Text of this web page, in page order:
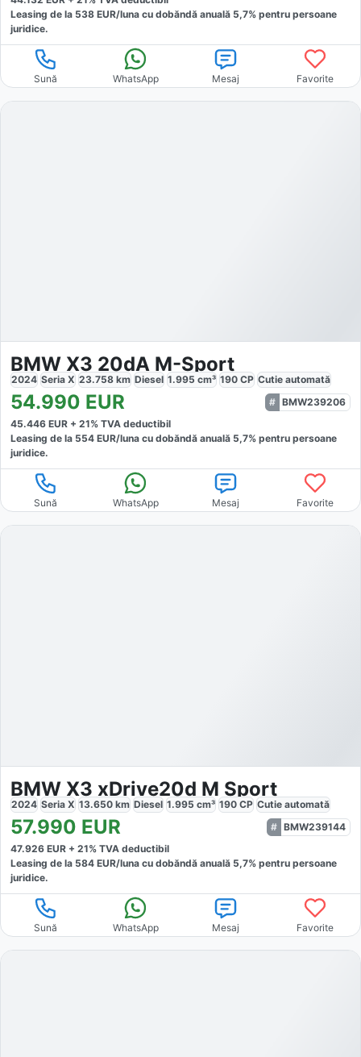
Leasing de la 538 EUR/luna cu dobăndă anuală 5,7% pentru persoane
juridice.
Sună WhatsApp Mesaj Favorite
BMW X3 20dA M-Sport
2024 Seria X 23.758 km Diesel 1.995 cm³ 190 CP Cutie automată
54.990 EUR
BMW239206
45.446 EUR + 21% TVA deductibil
Leasing de la 554 EUR/luna cu dobăndă anuală 5,7% pentru persoane
juridice.
Sună WhatsApp Mesaj Favorite
BMW X3 xDrive20d M Sport
2024 Seria X 13.650 km Diesel 1.995 cm³ 190 CP Cutie automată
57.990 EUR
BMW239144
47.926 EUR + 21% TVA deductibil
Leasing de la 584 EUR/luna cu dobăndă anuală 5,7% pentru persoane
juridice.
Sună WhatsApp Mesaj Favorite